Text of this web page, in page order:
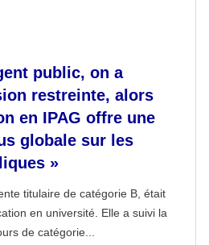
public, on a
restreinte, alors
en IPAG offre une
globale sur les
»
titulaire de catégorie B, était
en université. Elle a suivi la
de catégorie...